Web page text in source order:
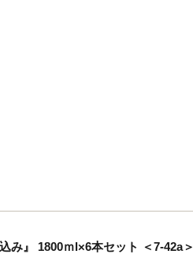
み』 1800ｍl×6本セット ＜7-42a＞